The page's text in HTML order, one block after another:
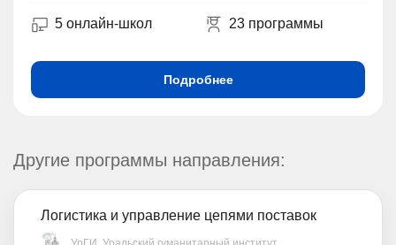
5 онлайн-школ 23 программы
Подробнее
Другие программы направления:
Логистика и управление цепями поставок